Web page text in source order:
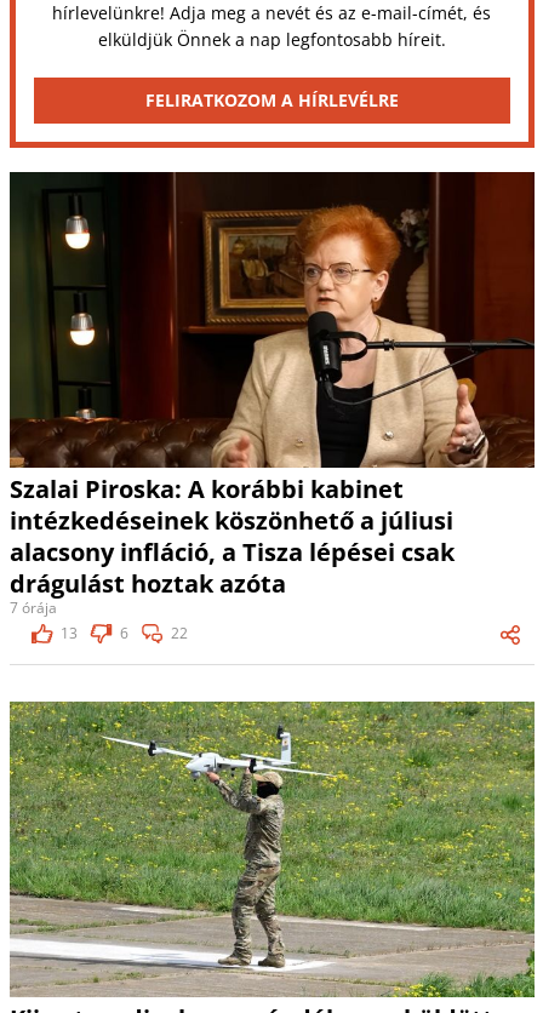
hírlevelünkre! Adja meg a nevét és az e-mail-címét, és
elküldjük Önnek a nap legfontosabb híreit.
FELIRATKOZOM A HÍRLEVÉLRE
Szalai Piroska: A korábbi kabinet
intézkedéseinek köszönhető a júliusi
alacsony infláció, a Tisza lépései csak
drágulást hoztak azóta
7 órája
13
6 22